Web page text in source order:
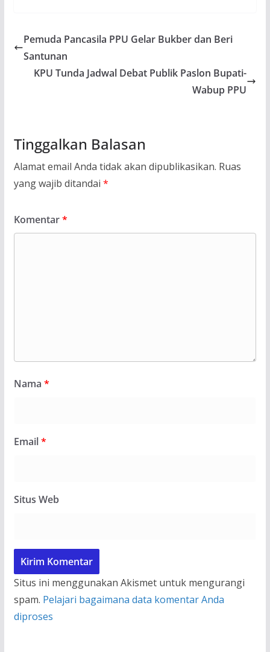
Pemuda Pancasila PPU Gelar Bukber dan Beri
Santunan
KPU Tunda Jadwal Debat Publik Paslon Bupati-
Wabup PPU
Tinggalkan Balasan
Alamat email Anda tidak akan dipublikasikan. Ruas
yang wajib ditandai *
Komentar*
Nama *
Email*
Situs Web
Situs ini menggunakan Akismet untuk mengurangi
spam. Pelajari bagaimana data komentar Anda
diproses